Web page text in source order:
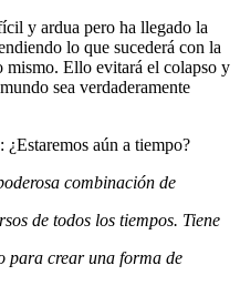
y ardua pero ha llegado la
lo que sucederá con la
mismo. Ello evitará el colapso y
sea verdaderamente
¿Estaremos aún a tiempo?
combinación de
de todos los tiempos. Tiene
para crear una forma de